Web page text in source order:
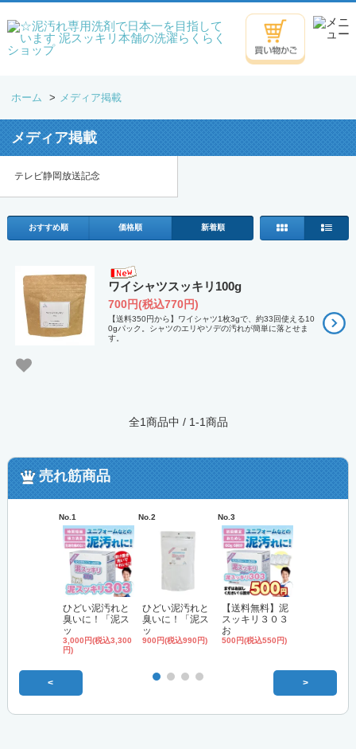
ホーム > メディア掲載
メディア掲載
テレビ静岡放送記念
おすすめ順 価格順 新着順
ワイシャツスッキリ100g
700円(税込770円)
【送料350円から】ワイシャツ1枚3gで、約33回使える10
0gパック。シャツのエリやソデの汚れが簡単に落とせま
す。
全1商品中 / 1-1商品
売れ筋商品
No.1
ひどい泥汚れと
臭いに！「泥ス
ッ
3,000円(税込3,300
円)
No.2
ひどい泥汚れと
臭いに！「泥ス
ッ
900円(税込990円)
No.3
【送料無料】泥
スッキリ３０３
お
500円(税込550円)
< >